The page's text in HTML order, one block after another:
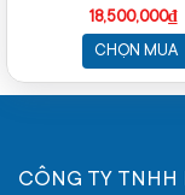
770, ax+BT, KB, M,
Win 11 Home, 1Y
18,500,000₫
CHỌN MUA
CÔNG TY TNHH